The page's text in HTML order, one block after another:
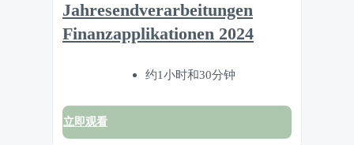
Jahresendverarbeitungen
Finanzapplikationen 2024
约1小时和30分钟
立即观看